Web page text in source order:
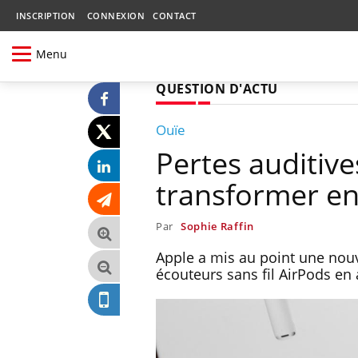
INSCRIPTION CONNEXION CONTACT
Menu
QUESTION D'ACTU
Ouïe
Pertes
transformer
Par Sophie Raffin
Apple a mis au point une
écouteurs sans fil AirPods